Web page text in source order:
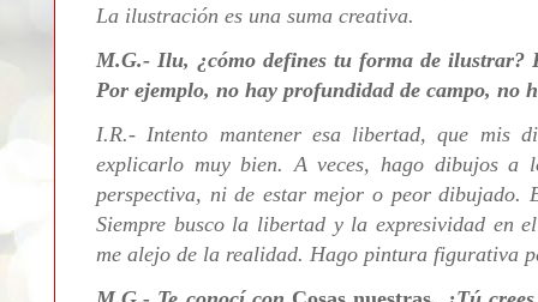
La ilustración es una suma creativa.
M.G.- Ilu, ¿cómo defines tu forma de ilustrar?
Por ejemplo, no hay profundidad de campo, no
I.R.- Intento mantener esa libertad, que mis
explicarlo muy bien. A veces, hago dibujos a
perspectiva, ni de estar mejor o peor dibujado.
Siempre busco la libertad y la expresividad en
me alejo de la realidad. Hago pintura figurativa